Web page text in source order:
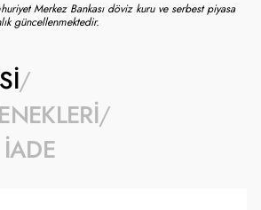
Merkez Bankası döviz kuru ve serbest piyasa
güncellenmektedir.